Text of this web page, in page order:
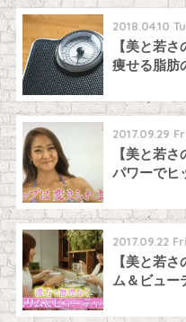
2018.04.10
【美と若
痩せる脂肪
2017.09.29
【美と若
パワーでヒ
2017.09.22 Fri
【美と若
ム＆ビュー